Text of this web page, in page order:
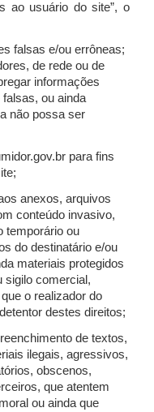
ao usuário do site”, o
falsas e/ou errôneas;
de rede ou de
informações
ou ainda
não possa ser
para fins
anexos, arquivos
conteúdo invasivo,
temporário ou
do destinatário e/ou
materiais protegidos
sigilo comercial,
o realizador do
destes direitos;
de textos,
ilegais, agressivos,
obscenos,
que atentem
ou ainda que